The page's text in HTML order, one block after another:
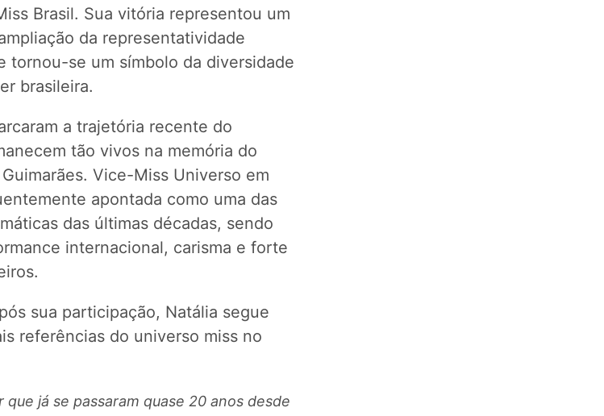
Brasil. Sua vitória representou um
da representatividade
tornou-se um símbolo da diversidade
brasileira.
a trajetória recente do
tão vivos na memória do
Vice-Miss Universo em
apontada como uma das
das últimas décadas, sendo
internacional, carisma e forte
sua participação, Natália segue
referências do universo miss no
já se passaram quase 20 anos desde